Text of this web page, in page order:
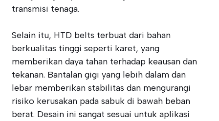
transmisi tenaga.
Selain itu, HTD belts terbuat dari bahan
berkualitas tinggi seperti karet, yang
memberikan daya tahan terhadap keausan dan
tekanan. Bantalan gigi yang lebih dalam dan
lebar memberikan stabilitas dan mengurangi
risiko kerusakan pada sabuk di bawah beban
berat. Desain ini sangat sesuai untuk aplikasi